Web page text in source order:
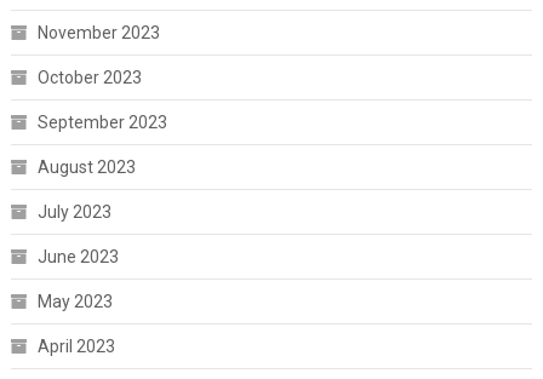
November 2023
October 2023
September 2023
August 2023
July 2023
June 2023
May 2023
April 2023